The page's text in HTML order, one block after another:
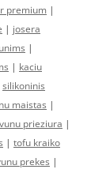
premium |
| josera
|
| kaciu
silikoninis
maistas |
prieziura |
| tofu kraiko
prekes |